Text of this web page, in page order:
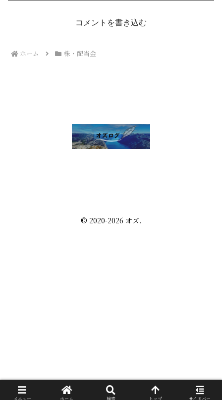
コメントを書き込む
ホーム 株・配当金
© 2020-2026 オズ.
メニュー ホーム 検索 トップ サイドバー